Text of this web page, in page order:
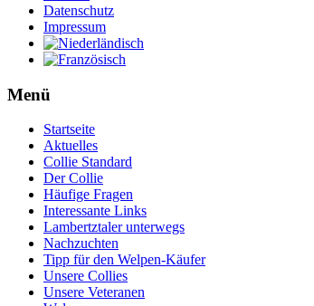
Datenschutz
Impressum
Menü
Startseite
Aktuelles
Collie Standard
Der Collie
Häufige Fragen
Interessante Links
Lambertztaler unterwegs
Nachzuchten
Tipp für den Welpen-Käufer
Unsere Collies
Unsere Veteranen